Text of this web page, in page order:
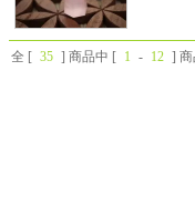
全 [ 35 ] 商品中 [ 1 - 12 ] 商